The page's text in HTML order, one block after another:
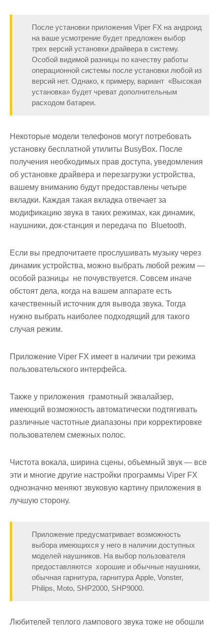
После установки приложения Viper FX на андроид
на ваше усмотрение будет предложен выбор
трех версий установки драйвера в систему.
Особой видимой разницы по качеству работы
операционной системы после установки любой из
версий нет. Однако, к примеру, вариант «Высокая
установка» будет чреват дополнительным
расходом батареи.
Некоторые модели телефонов могут потребовать
установку бесплатной утилиты BusyBox. После
получения необходимых прав доступа, уведомления
об установке драйвера и перезагрузки устройства,
вашему вниманию будут предоставлены четыре
вкладки. Каждая такая вкладка отвечает за
модификацию звука в таких режимах, как динамик,
наушники, док-станция и передача по Bluetooth.
Если вы предпочитаете прослушивать музыку через
динамик устройства, можно выбрать любой режим —
особой разницы не почувствуется. Совсем иначе
обстоят дела, когда на вашем аппарате есть
качественный источник для вывода звука. Тогда
нужно выбрать наиболее подходящий для такого
случая режим.
Приложение Viper FX имеет в наличии три режима
пользовательского интерфейса.
Также у приложения грамотный эквалайзер,
имеющий возможность автоматически подтягивать
различные частотные диапазоны при корректировке
пользователем смежных полос.
Чистота вокала, ширина сцены, объемный звук — все
эти и многие другие настройки программы Viper FX
однозначно меняют звуковую картину приложения в
лучшую сторону.
Приложение предусматривает возможность
выбора имеющихся у него в наличии доступных
моделей наушников. На выбор пользователя
предоставляются хорошие и обычные наушники,
обычная гарнитура, гарнитура Apple, Vonster,
Philips, Moto, SHP2000, SHP9000.
Любителей теплого лампового звука тоже не обошли